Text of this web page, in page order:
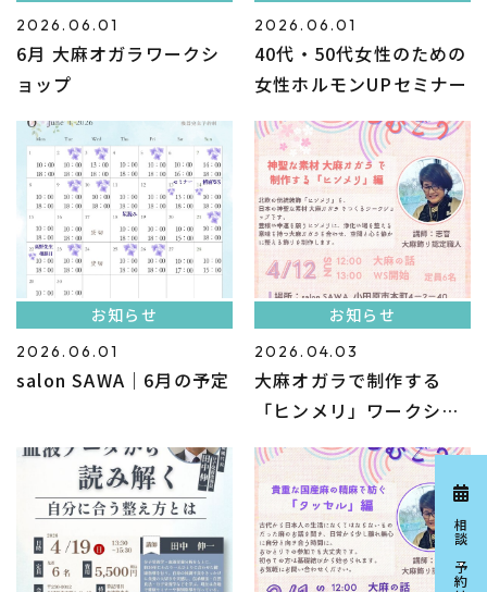
2026.06.01
6月 大麻オガラワークシ
ョップ
2026.06.01
40代・50代女性のための
女性ホルモンUPセミナー
お知らせ
2026.06.01
salon SAWA｜6月の予定
お知らせ
2026.04.03
大麻オガラで制作する
「ヒンメリ」ワークショ